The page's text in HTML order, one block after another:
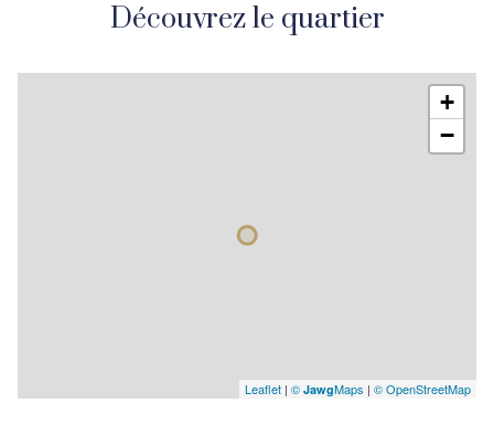
Découvrez le quartier
+
−
Leaflet | © JawgMaps | © OpenStreetMap